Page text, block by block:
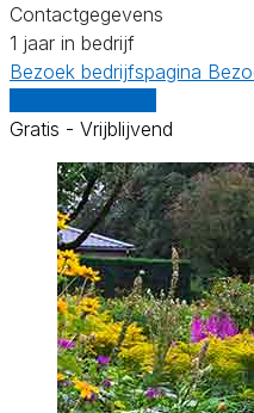
Contactgegevens
1 jaar in bedrijf
Bezoek bedrijfspagina
Gratis - Vrijblijvend